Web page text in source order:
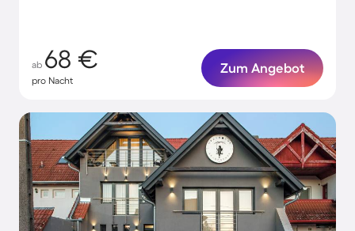
ab 68 €
pro Nacht
Zum Angebot